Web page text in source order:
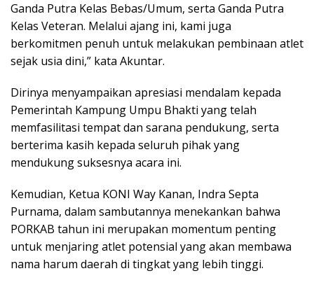
Ganda Putra Kelas Bebas/Umum, serta Ganda Putra
Kelas Veteran. Melalui ajang ini, kami juga
berkomitmen penuh untuk melakukan pembinaan atlet
sejak usia dini,” kata Akuntar.
Dirinya menyampaikan apresiasi mendalam kepada
Pemerintah Kampung Umpu Bhakti yang telah
memfasilitasi tempat dan sarana pendukung, serta
berterima kasih kepada seluruh pihak yang
mendukung suksesnya acara ini.
Kemudian, Ketua KONI Way Kanan, Indra Septa
Purnama, dalam sambutannya menekankan bahwa
PORKAB tahun ini merupakan momentum penting
untuk menjaring atlet potensial yang akan membawa
nama harum daerah di tingkat yang lebih tinggi.